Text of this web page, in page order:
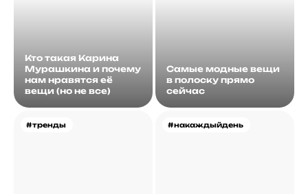
Кто такая Карина
Мурашкина и почему
нам нравятся её
вещи (но не все)
Самые модные вещи
в полоску прямо
сейчас
#тренды #накаждыйдень